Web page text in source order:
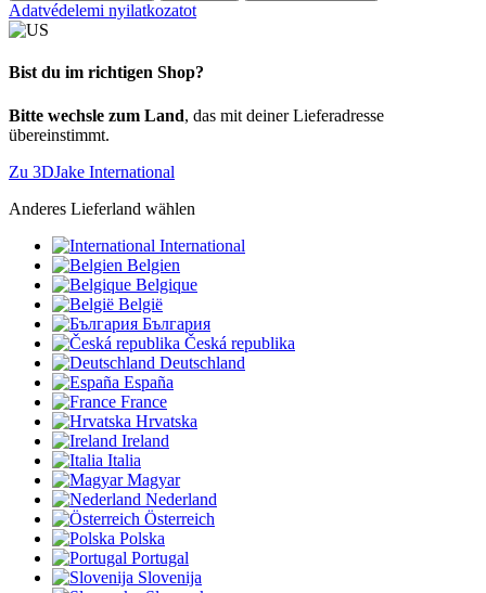
Adatvédelemi nyilatkozatot
Bist du im richtigen Shop?
Bitte wechsle zum Land, das mit deiner Lieferadresse
übereinstimmt.
Zu 3DJake International
Anderes Lieferland wählen
International
Belgien
Belgique
België
България
Česká republika
Deutschland
España
France
Hrvatska
Ireland
Italia
Magyar
Nederland
Österreich
Polska
Portugal
Slovenija